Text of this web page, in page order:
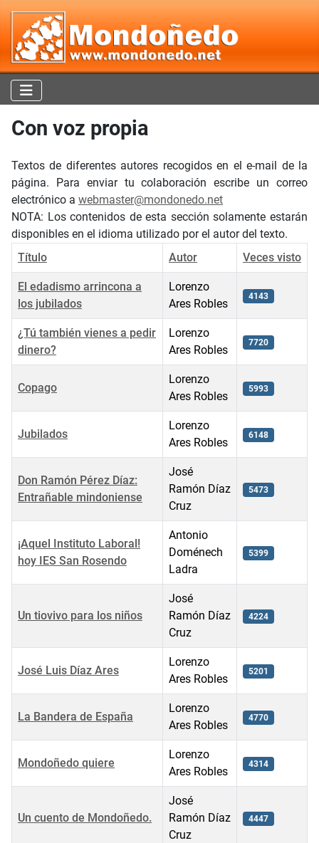
Con voz propia
Textos de diferentes autores recogidos en el e-mail de la
página. Para enviar tu colaboración escribe un correo
electrónico a webmaster@mondonedo.net
NOTA: Los contenidos de esta sección solamente estarán
disponibles en el idioma utilizado por el autor del texto.
Título
Autor Veces visto
El edadismo arrincona a
los jubilados
Lorenzo
Ares Robles
4143
¿Tú también vienes a pedir
dinero?
Lorenzo
Ares Robles
7720
Copago
Lorenzo
Ares Robles
5993
Jubilados
Lorenzo
Ares Robles
6148
Don Ramón Pérez Díaz:
Entrañable mindoniense
José
Ramón Díaz
Cruz
5473
¡Aquel Instituto Laboral!
hoy IES San Rosendo
Antonio
Doménech
Ladra
5399
Un tiovivo para los niños
José
Ramón Díaz
Cruz
4224
José Luis Díaz Ares
Lorenzo
Ares Robles
5201
La Bandera de España
Lorenzo
Ares Robles
4770
Mondoñedo quiere
Lorenzo
Ares Robles
4314
Un cuento de Mondoñedo.
José
Ramón Díaz
Cruz
4447